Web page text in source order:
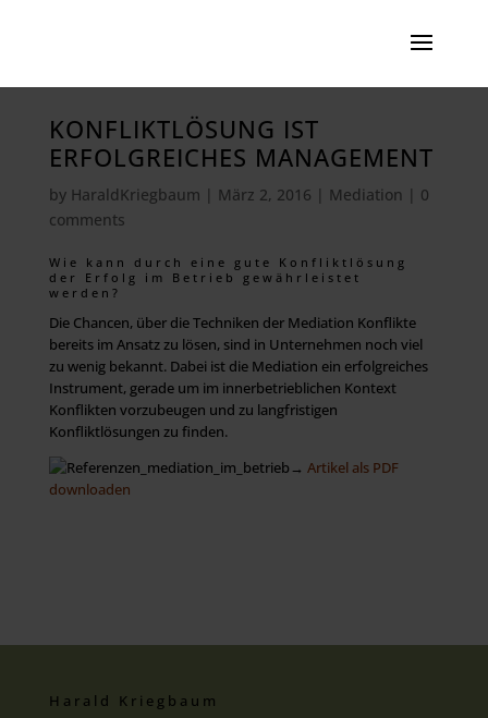
KONFLIKTLÖSUNG IST
ERFOLGREICHES MANAGEMENT
by HaraldKriegbaum | März 2, 2016 | Mediation | 0
comments
Wie kann durch eine gute Konfliktlösung
der Erfolg im Betrieb gewährleistet
werden?
Die Chancen, über die Techniken der Mediation Konflikte
bereits im Ansatz zu lösen, sind in Unternehmen noch viel
zu wenig bekannt. Dabei ist die Mediation ein erfolgreiches
Instrument, gerade um im innerbetrieblichen Kontext
Konflikten vorzubeugen und zu langfristigen
Konfliktlösungen zu finden.
→ Artikel als PDF
downloaden
Harald Kriegbaum